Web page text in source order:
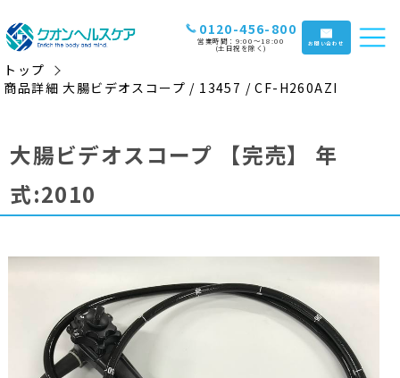
0120-456-800
営業時間：9:00〜18:00
(土日祝を除く) お問い合わせ
トップ
商品詳細 大腸ビデオスコープ / 13457 / CF-H260AZI
大腸ビデオスコープ 【完売】
年
式:2010